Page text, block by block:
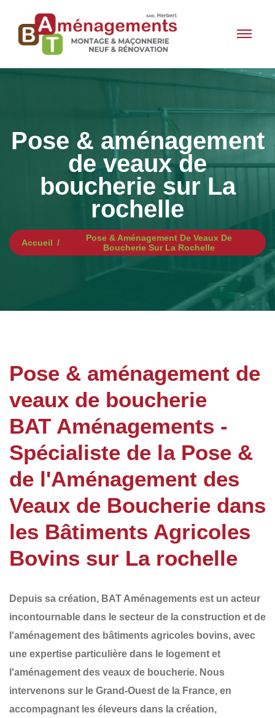
Pose & aménagement
de veaux de
boucherie sur La
rochelle
Accueil
Pose & Aménagement De Veaux De
Boucherie Sur La Rochelle
Pose & aménagement de
veaux de boucherie
BAT Aménagements -
Spécialiste de la Pose &
de l'Aménagement des
Veaux de Boucherie dans
les Bâtiments Agricoles
Bovins sur La rochelle
Depuis sa création, BAT Aménagements est un acteur
incontournable dans le secteur de la construction et de
l'aménagement des bâtiments agricoles bovins, avec
une expertise particulière dans le logement et
l'aménagement des veaux de boucherie. Nous
intervenons sur le Grand-Ouest de la France, en
accompagnant les éleveurs dans la création,